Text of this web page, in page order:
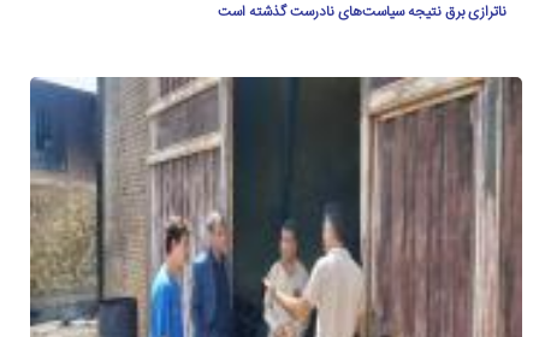
ناترازی برق نتیجه سیاست‌های نادرست گذشته است